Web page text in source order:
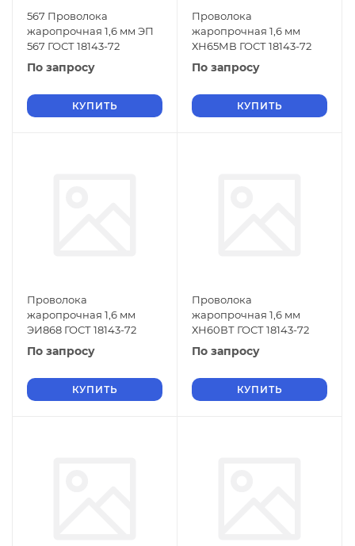
567 Проволока
жаропрочная 1,6 мм ЭП
567 ГОСТ 18143-72
По запросу
КУПИТЬ
Проволока
жаропрочная 1,6 мм
ХН65МВ ГОСТ 18143-72
По запросу
КУПИТЬ
Проволока
жаропрочная 1,6 мм
ЭИ868 ГОСТ 18143-72
По запросу
КУПИТЬ
Проволока
жаропрочная 1,6 мм
ХН60ВТ ГОСТ 18143-72
По запросу
КУПИТЬ